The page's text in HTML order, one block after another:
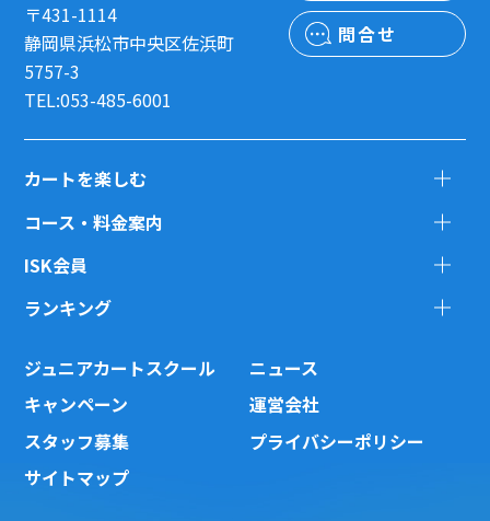
〒431-1114
静岡県浜松市中央区佐浜町
5757-3
TEL:053-485-6001
問合せ
カートを楽しむ
コース・料金案内
ISK会員
ランキング
ジュニアカートスクール
ニュース
キャンペーン
運営会社
スタッフ募集
プライバシーポリシー
サイトマップ